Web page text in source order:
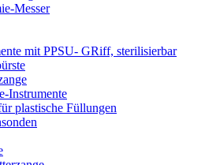
Messer
mit PPSU- GRiff, sterilisierbar
Instrumente
plastische Füllungen